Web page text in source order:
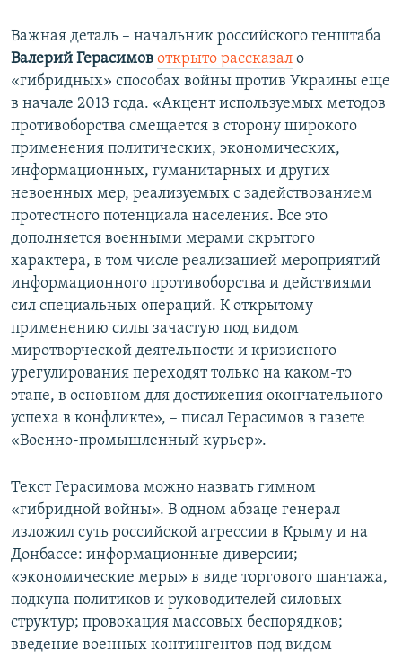
Важная деталь – начальник российского генштаба
Валерий Герасимов открыто рассказал о
«гибридных» способах войны против Украины еще
в начале 2013 года. «Акцент используемых методов
противоборства смещается в сторону широкого
применения политических, экономических,
информационных, гуманитарных и других
невоенных мер, реализуемых с задействованием
протестного потенциала населения. Все это
дополняется военными мерами скрытого
характера, в том числе реализацией мероприятий
информационного противоборства и действиями
сил специальных операций. К открытому
применению силы зачастую под видом
миротворческой деятельности и кризисного
урегулирования переходят только на каком-то
этапе, в основном для достижения окончательного
успеха в конфликте», – писал Герасимов в газете
«Военно-промышленный курьер».
Текст Герасимова можно назвать гимном
«гибридной войны». В одном абзаце генерал
изложил суть российской агрессии в Крыму и на
Донбассе: информационные диверсии;
«экономические меры» в виде торгового шантажа,
подкупа политиков и руководителей силовых
структур; провокация массовых беспорядков;
введение военных контингентов под видом